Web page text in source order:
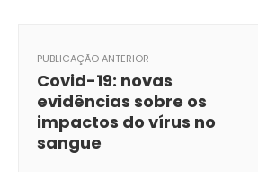
PUBLICAÇÃO ANTERIOR
Covid-19: novas
evidências sobre os
impactos do vírus no
sangue